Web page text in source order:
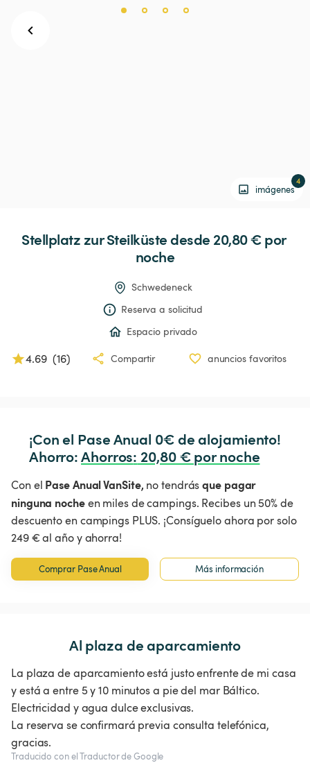
imágenes
4
Stellplatzzur Steilküste desde 20,80 € por
noche
Schwedeneck
Reserva a solicitud
Espacio privado
4.69 (16) Compartir anuncios favoritos
¡Con el Pase Anual 0€ de alojamiento!
Ahorro: Ahorros: 20,80 € por noche
Con el Pase Anual VanSite, no tendrásque pagar
ninguna nocheen miles de campings. Recibes un 50% de
descuento en campings PLUS. ¡Consíguelo ahora por solo
249 € al año y ahorra!
Comprar Pase Anual Más información
Al plaza de aparcamiento
La plaza de aparcamiento está justo enfrente de mi casa
y está a entre 5 y 10 minutos a pie del mar Báltico.
Electricidad y agua dulce exclusivas.
La reserva se confirmará previa consulta telefónica,
gracias.
Traducido con el Traductor de Google